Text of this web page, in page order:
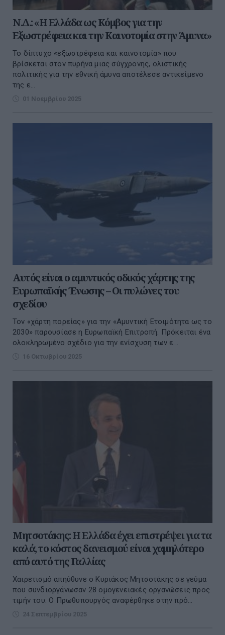
Ν.Δ.: «Η Ελλάδα ως Κόμβος για την
Εξωστρέφεια και την Καινοτομία στην Άμυνα»
Το δίπτυχο «εξωστρέφεια και καινοτομία» που
βρίσκεται στον πυρήνα μιας σύγχρονης, ολιστικής
πολιτικής για την εθνική άμυνα αποτέλεσε αντικείμενο
της ε...
01 Νοεμβρίου 2025
Αυτός είναι ο αμυντικός οδικός χάρτης της
Ευρωπαϊκής Ένωσης – Οι πυλώνες του
σχεδίου
Τον «χάρτη πορείας» για την «Αμυντική Ετοιμότητα ως το
2030» παρουσίασε η Ευρωπαϊκή Επιτροπή. Πρόκειται ένα
ολοκληρωμένο σχέδιο για την ενίσχυση των ε...
16 Οκτωβρίου 2025
Μητσοτάκης: Η Ελλάδα έχει επιστρέψει για τα
καλά, το κόστος δανεισμού είναι χαμηλότερο
από αυτό της Γαλλίας
Χαιρετισμό απηύθυνε ο Κυριάκος Μητσοτάκης σε γεύμα
που συνδιοργάνωσαν 28 ομογενειακές οργανώσεις προς
τιμήν του. Ο Πρωθυπουργός αναφέρθηκε στην πρό...
24 Σεπτεμβρίου 2025